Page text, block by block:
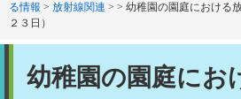
す
。
し
て
る情報 > 放射線関連 > > 幼稚園の園庭における
２３日）
幼稚園の園庭にお